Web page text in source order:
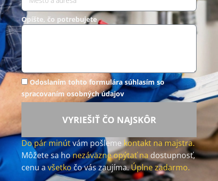
Opíšte, čo potrebujete
Odoslaním tohto formulára súhlasím so
spracovaním osobných údajov
VYRIEŠIŤ ČO NAJSKÔR
Do pár minútvám pošleme kontakt na majstra.
Môžete sa honezáväzne opýtať na dostupnosť,
cenu avšetkočo vás zaujíma.Úplne zadarmo.